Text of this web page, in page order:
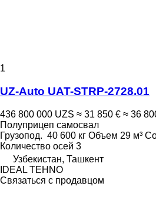
1
UZ-Auto UAT-STRP-2728.01
436 800 000 UZS ≈ 31 850 € ≈ 36
Полуприцеп самосвал
Грузопод. 40 600 кг Объем 29 м³
Количество осей 3
Узбекистан, Ташкент
IDEAL TEHNO
Связаться с продавцом